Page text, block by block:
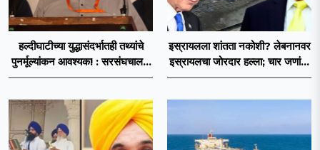
हल्दीघाटीच्या युद्धासंदर्भातही तथ्यांचे
पुनर्मूल्यांकन आवश्यक! : सरसंघचालक
डॉ. मोहनजी भागवत
इस्रायलला शांतता नकोशी? लेबनानवर
इस्रायलचा जोरदार हल्ला; चार जणांचा
मृत्यू, इराण-अमेरिकेत आरोप-प्रत्यारोप